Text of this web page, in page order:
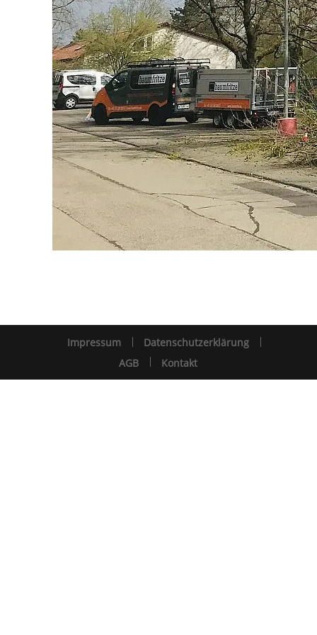
Impressum
Datenschutzerklärung
AGB
Kontakt